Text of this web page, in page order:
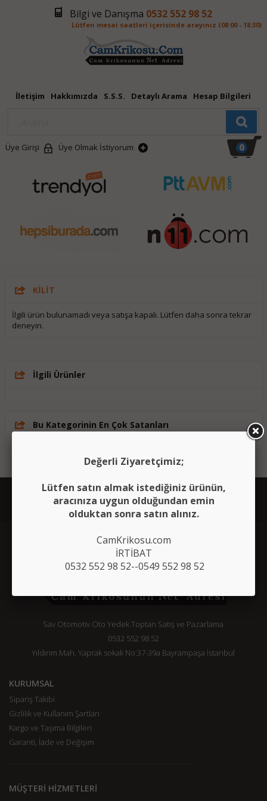
Bilgi ve Danışma 0532 552 98 52
Lütfen mesai saatleri içerisinde arayınız (08:00 - 18:30)
İletişim Hakkımızda S.S.S. Detaylı Arama Hesap Bilgileri
Üye Girişi Üye Olmak İstiyorum 0
KİLİT
İlgili ürün bulunamadı veya satışa kapalı. Lütfen daha sonra tekrar
deneyin.
İlgili Ürünler
Bu Kategorinin En Çok Satanları
Sav Otomotiv Oto Yedek Toptan Satış ve Pazarlama
0532 552 98 52
Yıldırım Mah. Yaprak sokak No:37-39a Bayrampaşa İstanbul
KURUMSAL
Sipariş Takibi
Gizlilik ve Kullanım Şartları
Kargo ve Taşıma Bilgileri
Garanti, İade ve Değişim
MÜŞTERİ HİZMETLERİ
Değerli Ziyaretçimiz;
Lütfen satın almak istediğiniz ürünün,
aracınıza uygun olduğundan emin
olduktan sonra satın alınız.
CamKrikosu.com
İRTİBAT
0532 552 98 52--0549 552 98 52